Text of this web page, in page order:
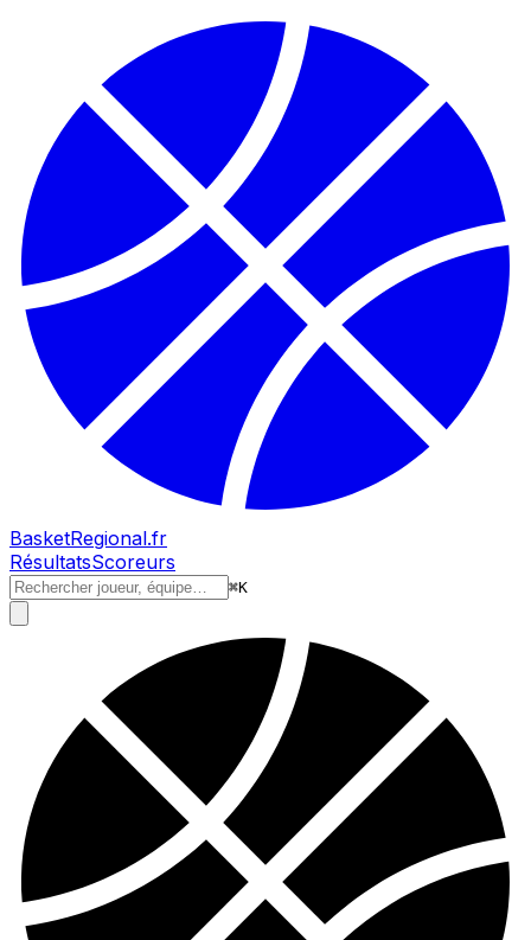
BasketRegional.fr
RésultatsScoreurs
⌘K